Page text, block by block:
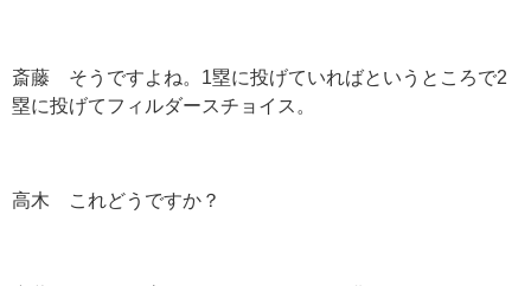
斎藤 そうですよね。1塁に投げていればというところで2
塁に投げてフィルダースチョイス。
高木 これどうですか？